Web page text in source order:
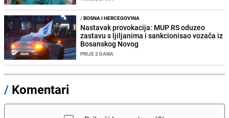
/BOSNA I HERCEGOVINA
Nastavak provokacija: MUP RS oduzeo
zastavu s ljiljanima i sankcionisao vozača iz
Bosanskog Novog
PRIJE 2 DANA
/ Komentari